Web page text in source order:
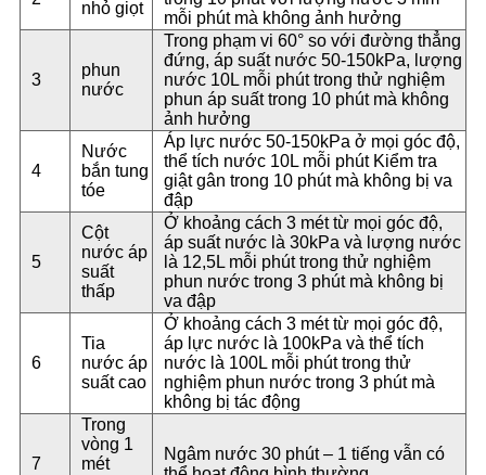
nhỏ giọt
mỗi phút mà không ảnh hưởng
3
phun
nước
Trong phạm vi 60° so với đường thẳng
đứng, áp suất nước 50-150kPa, lượng
nước 10L mỗi phút trong thử nghiệm
phun áp suất trong 10 phút mà không
ảnh hưởng
4
Nước
bắn tung
tóe
Áp lực nước 50-150kPa ở mọi góc độ,
thể tích nước 10L mỗi phút Kiểm tra
giật gân trong 10 phút mà không bị va
đập
5
Cột
nước áp
suất
thấp
Ở khoảng cách 3 mét từ mọi góc độ,
áp suất nước là 30kPa và lượng nước
là 12,5L mỗi phút trong thử nghiệm
phun nước trong 3 phút mà không bị
va đập
6
Tia
nước áp
suất cao
Ở khoảng cách 3 mét từ mọi góc độ,
áp lực nước là 100kPa và thể tích
nước là 100L mỗi phút trong thử
nghiệm phun nước trong 3 phút mà
không bị tác động
7
Trong
vòng 1
mét
Ngâm nước 30 phút – 1 tiếng vẫn có